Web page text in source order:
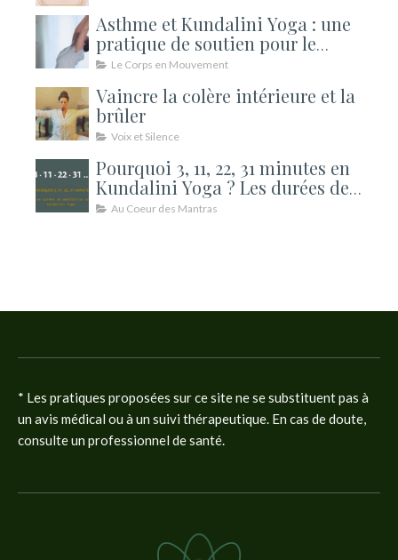
Asthme et Kundalini Yoga : une
pratique de soutien pour le
souffle
Le Corps en Mouvement
Vaincre la colère intérieure et la
brûler
Voix et Silence
Pourquoi 3, 11, 22, 31 minutes en
Kundalini Yoga ? Les durées de
méditation expliquées
Au Coeur des Mantras
* Les pratiques proposées sur ce site ne se substituent pas à
un avis médical ou à un suivi thérapeutique. En cas de doute,
consulte un professionnel de santé.